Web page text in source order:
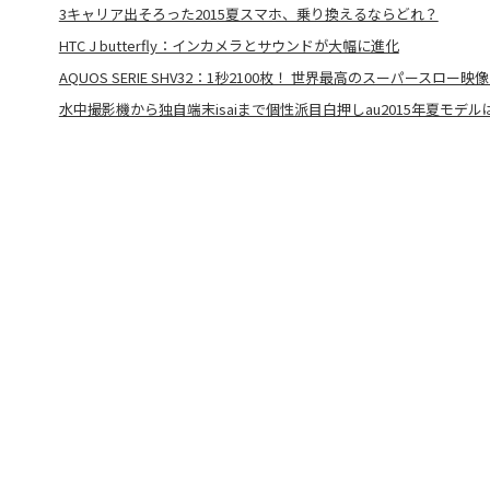
3キャリア出そろった2015夏スマホ、乗り換えるならどれ？
HTC J butterfly：インカメラとサウンドが大幅に進化
AQUOS SERIE SHV32：1秒2100枚！ 世界最高のスーパースロー映
水中撮影機から独自端末isaiまで個性派目白押しau2015年夏モデル